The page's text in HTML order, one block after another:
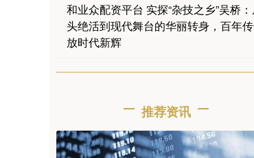
和业众配资平台 实探“杂技之乡”吴桥
头绝活到现代舞台的华丽转身，百年
放时代新辉
推荐资讯